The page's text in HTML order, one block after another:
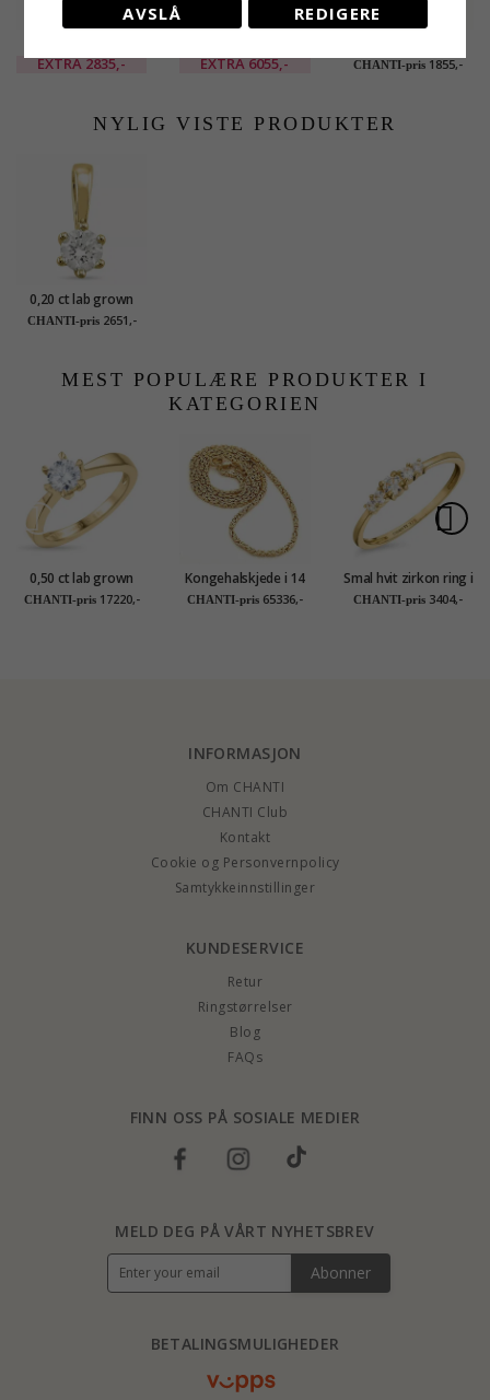
diamant
EXTRA2835,-
diamant
EXTRA6055,-
diamant
CHANTI-pris 1855,-
NYLIG VISTE PRODUKTER
0,20 ct lab grown
diamant
CHANTI-pris 2651,-
MEST POPULÆRE PRODUKTER I
KATEGORIEN
0,50 ct lab grown
diamant ring i 14
CHANTI-pris 17220,-
Kongehalskjede i 14
karat gull 50 cm x 2,8
CHANTI-pris 65336,-
Smal hvit zirkon ring i
9 karat gull - Gold
CHANTI-pris 3404,-
INFORMASJON
Om CHANTI
CHANTI Club
Kontakt
Cookie og Personvernpolicy
Samtykkeinnstillinger
KUNDESERVICE
Retur
Ringstørrelser
Blog
FAQs
FINN OSS PÅ SOSIALE MEDIER
BETALINGSMULIGHEDER
MELD DEG PÅ VÅRT NYHETSBREV
Abonner
AVSLÅ REDIGERE